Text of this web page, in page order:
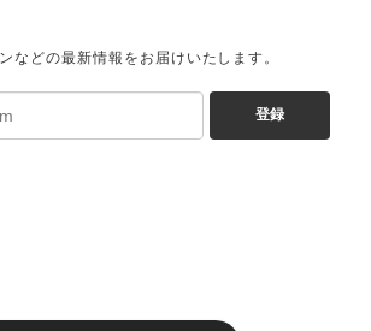
などの最新情報をお届けいたします。
登録